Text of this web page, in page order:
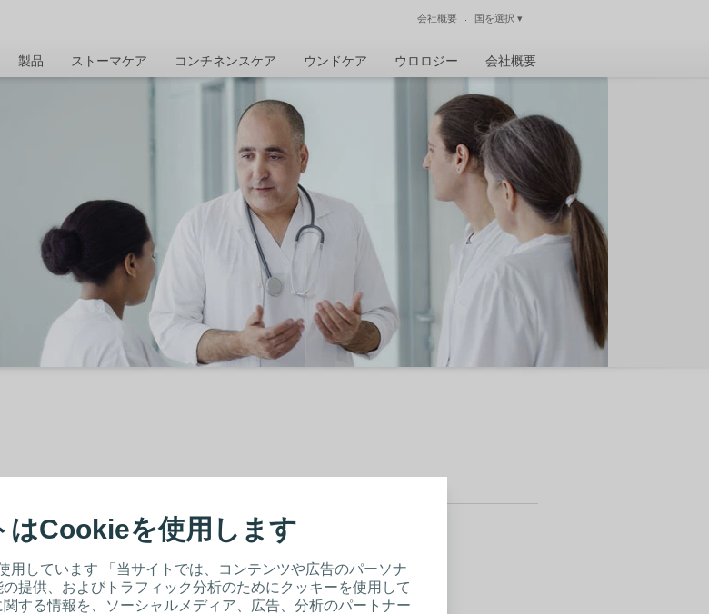
はCookieを使用します
用しています 「当サイトでは、コンテンツや広告のパーソナ
提供、およびトラフィック分析のためにクッキーを使用して
する情報を、ソーシャルメディア、広告、分析のパートナー
閉じる
会社概要 国を選択 ▾
製品 ストーマケア コンチネンスケア ウンドケア ウロロジー 会社概要
す。